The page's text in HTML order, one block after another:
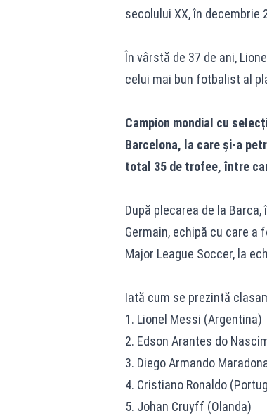
secolului XX, în decembrie
În vârstă de 37 de ani,
celui mai bun fotbalist al
Campion mondial cu
Barcelona, la care și-a
total 35 de trofee, între
După plecarea de la
Germain, echipă cu care a
Major League Soccer, la
Iată cum se prezintă
1. Lionel Messi (Argentina)
2. Edson Arantes do
3. Diego Armando
4. Cristiano Ronaldo
5. Johan Cruyff (Olanda)